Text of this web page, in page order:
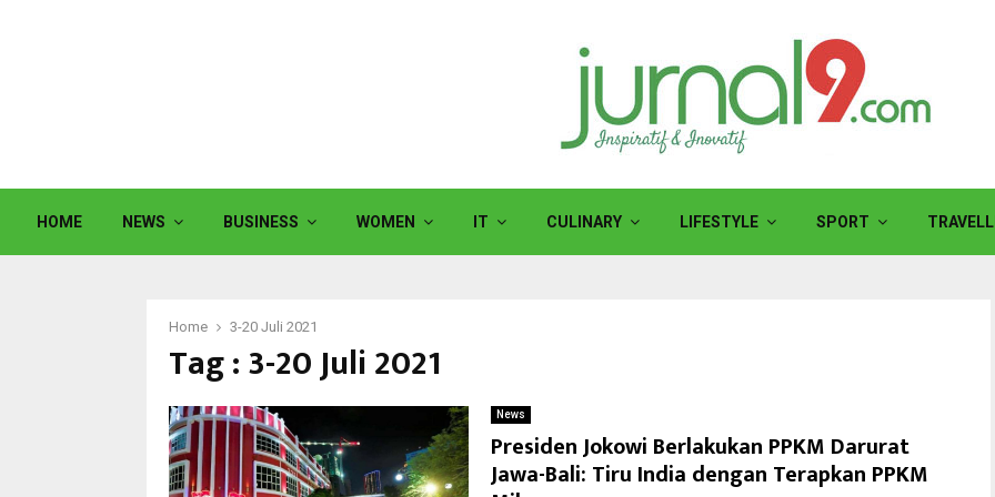
HOME NEWS BUSINESS WOMEN IT CULINARY LIFESTYLE SPORT
Home 3-20 Juli 2021
Tag : 3-20 Juli 2021
News
Presiden Jokowi Berlakukan PPKM Darurat
Jawa-Bali: Tiru India dengan Terapkan PPKM